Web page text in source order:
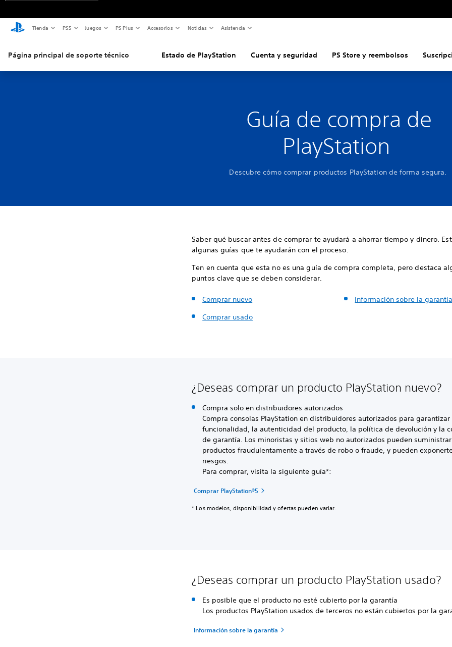
Tienda PS5 Juegos PS Plus Accesorios Noticias Asistencia
Página principal de soporte técnico Estado de PlayStation Cuenta y seguridad PS Store y reembolsos
Guía de compra de
PlayStation
Descubre cómo comprar productos PlayStation de forma segura.
Saber qué buscar antes de comprar te ayudará a ahorrar tiempo y dinero.
algunas guías que te ayudarán con el proceso.
Ten en cuenta que esta no es una guía de compra completa, pero destaca
puntos clave que se deben considerar.
Comprar nuevo
Comprar usado
Información sobre la garantía
¿Deseas comprar un producto PlayStation nuevo?
Compra solo en distribuidores autorizados
Compra consolas PlayStation en distribuidores autorizados para garantizar
funcionalidad, la autenticidad del producto, la política de devolución y la
de garantía. Los minoristas y sitios web no autorizados pueden suministrar
productos fraudulentamente a través de robo o fraude, y pueden
riesgos.
Para comprar, visita la siguiente guía*:
Comprar PlayStation®5
* Los modelos, disponibilidad y ofertas pueden variar.
¿Deseas comprar un producto PlayStation usado?
Es posible que el producto no esté cubierto por la garantía
Los productos PlayStation usados de terceros no están cubiertos por la
Información sobre la garantía